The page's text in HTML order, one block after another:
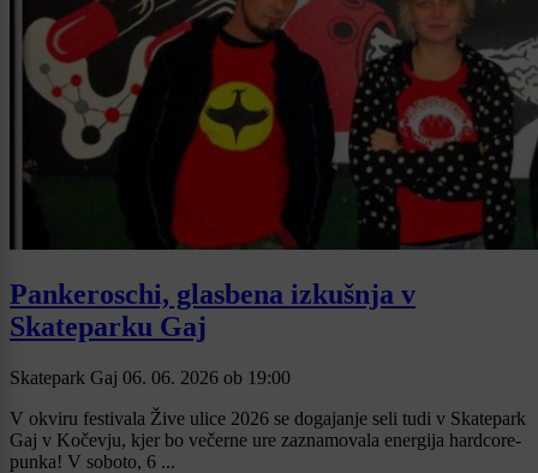
Pankeroschi, glasbena izkušnja v
Skateparku Gaj
Skatepark Gaj 06. 06. 2026 ob 19:00
V okviru festivala Žive ulice 2026 se dogajanje seli tudi v Skatepark
Gaj v Kočevju, kjer bo večerne ure zaznamovala energija hardcore-
punka! V soboto, 6 ...